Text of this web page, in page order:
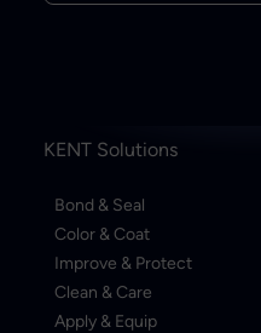
KENT Solutions
Bond & Seal
Color & Coat
Improve & Protect
Clean & Care
Apply & Equip